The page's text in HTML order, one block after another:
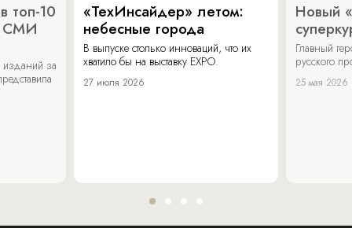
топ-10
СМИ
изданий за
«ТехИнсайдер» летом:
небесные города
В выпуске столько инноваций, что их
хватило бы на выставку EXPO.
27 июля 2026
Новый
Главный
русского
25 мая 2026